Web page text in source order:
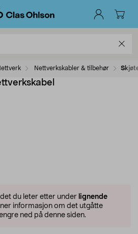
Nettverkskabler & tilbehør
du leter etter under lignende
informasjon om det utgåtte
ned på denne siden.